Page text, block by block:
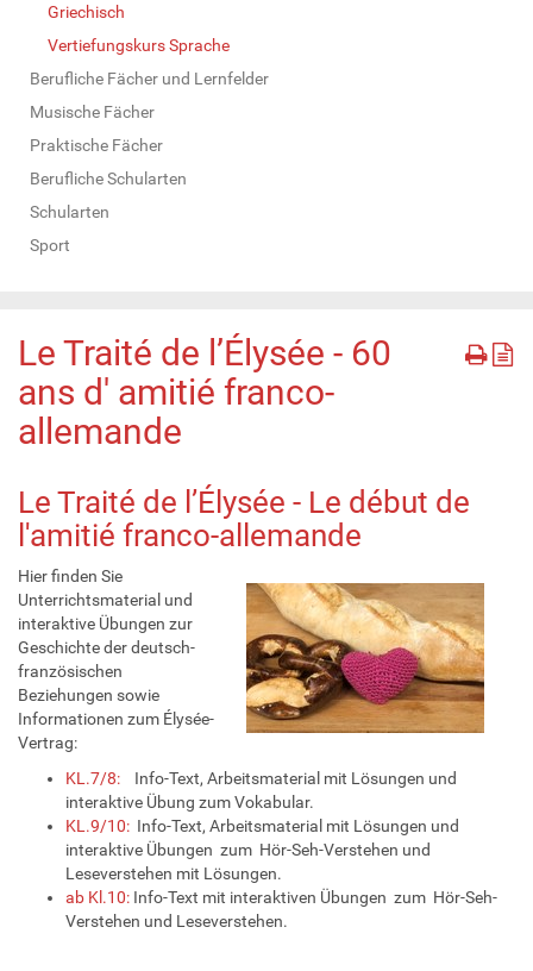
Griechisch
Vertiefungskurs Sprache
Berufliche Fächer und Lernfelder
Musische Fächer
Praktische Fächer
Berufliche Schularten
Schularten
Sport
Le Traité de l’Élysée - 60
ans d' amitié franco-
allemande
Le Traité de l’Élysée - Le début de
l'amitié franco-allemande
Hier finden Sie
Unterrichtsmaterial und
interaktive Übungen zur
Geschichte der deutsch-
französischen
Beziehungen sowie
Informationen zum Élysée-
Vertrag:
KL.7/8: Info-Text, Arbeitsmaterial mit Lösungen und
interaktive Übung zum Vokabular.
KL.9/10: Info-Text, Arbeitsmaterial mit Lösungen und
interaktive Übungen zum Hör-Seh-Verstehen und
Leseverstehen mit Lösungen.
ab Kl.10: Info-Text mit interaktiven Übungen zum Hör-Seh-
Verstehen und Leseverstehen.